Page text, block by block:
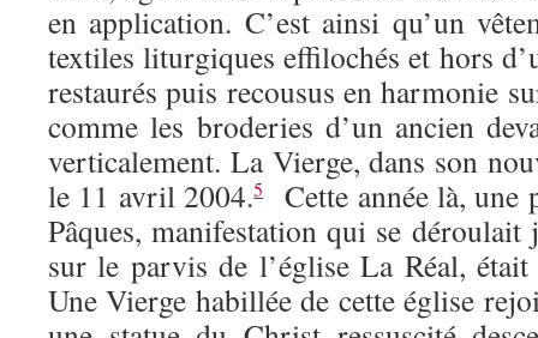
en application. C’est ainsi qu’un
textiles liturgiques effilochés et hors
restaurés puis recousus en harmonie
comme les broderies d’un ancien
verticalement. La Vierge, dans son
le 11 avril 2004.5Cette année là, une
Pâques, manifestation qui se déroulait
sur le parvis de l’église La Réal,
Une Vierge habillée de cette église